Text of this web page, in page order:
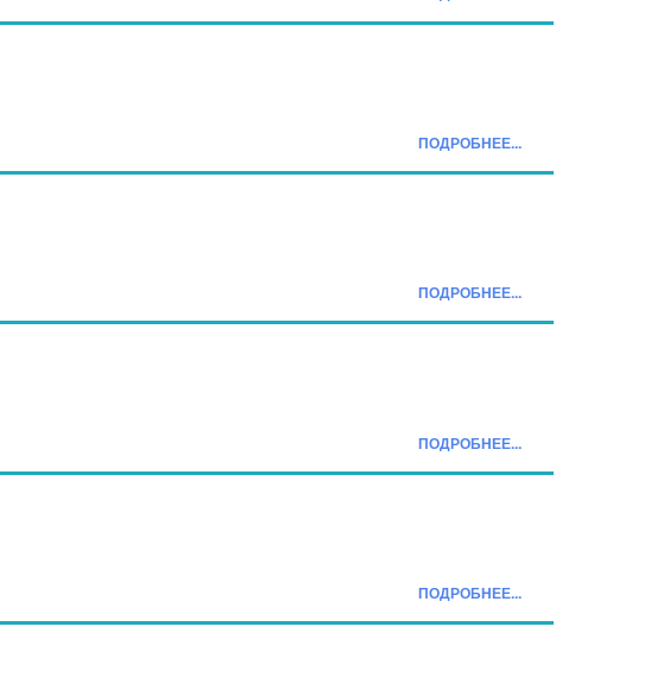
ПОДРОБНЕЕ...
ПОДРОБНЕЕ...
ПОДРОБНЕЕ...
ПОДРОБНЕЕ...